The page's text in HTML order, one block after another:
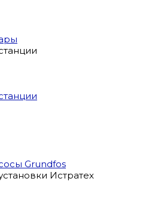
Grundfos
Истратех